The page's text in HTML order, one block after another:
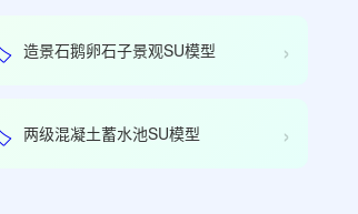
造景石鹅卵石子景观SU模型 ›
两级混凝土蓄水池SU模型 ›